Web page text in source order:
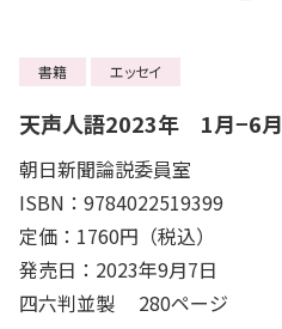
書籍 エッセイ
天声人語2023年 1月−6月
朝日新聞論説委員室
ISBN：9784022519399
定価：1760円（税込）
発売日：2023年9月7日
四六判並製 280ページ